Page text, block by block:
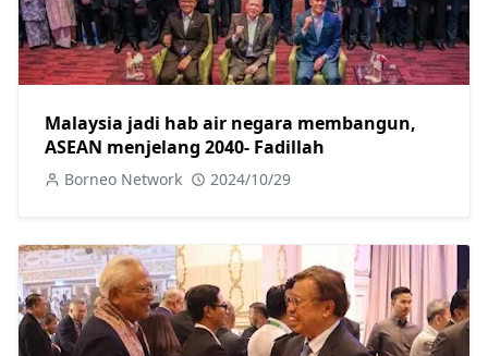
Malaysia jadi hab air negara membangun,
ASEAN menjelang 2040- Fadillah
Borneo Network 2024/10/29